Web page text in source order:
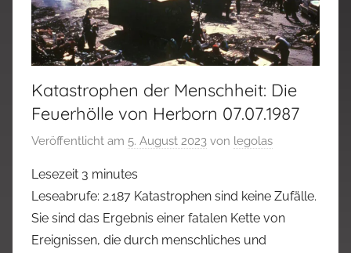
Katastrophen der Menschheit: Die
Feuerhölle von Herborn 07.07.1987
Veröffentlicht am 5. August 2023 von legolas
Lesezeit 3 minutes
Leseabrufe: 2.187 Katastrophen sind keine Zufälle.
Sie sind das Ergebnis einer fatalen Kette von
Ereignissen, die durch menschliches und